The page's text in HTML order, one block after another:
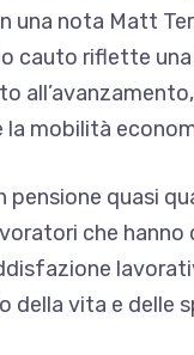
una nota Matt
cauto riflette
mobilità
pensione quasi
che hanno
della vita e delle